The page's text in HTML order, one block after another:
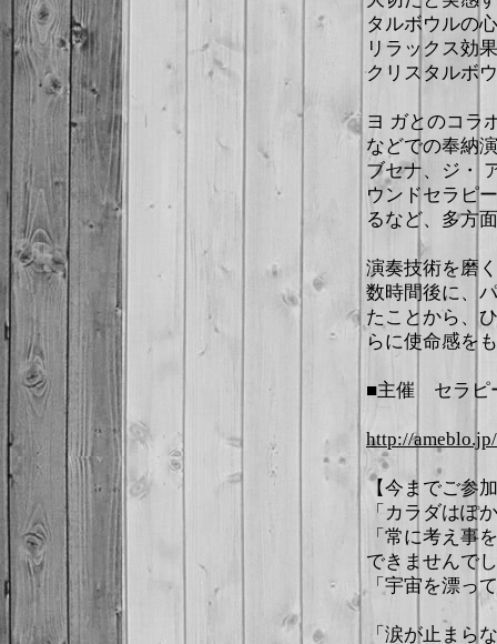
タルボウルの
リラックス効
クリスタルボ
ヨ ガとのコラ
などでの奉納
ブセナ、ジ・
ウンドセラピ
るなど、多方
演奏技術を磨
数時間後に、
たことから、
らに使命感を
■主催 セラピ
http://
【今までご参
「カラダはぽ
「常に考え事
できませんで
「宇宙を漂っ
「涙が止まら